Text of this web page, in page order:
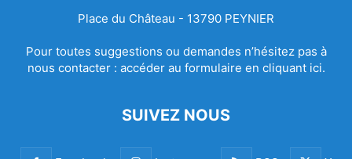
Place du Château - 13790 PEYNIER
Pour toutes suggestions ou demandes n’hésitez pas à
nous contacter : accéder au formulaire en cliquant ici.
SUIVEZ NOUS